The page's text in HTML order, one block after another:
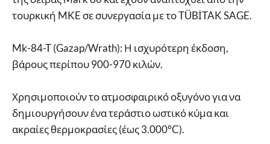
τουρκική MKE σε συνεργασία με το TÜBİTAK SAGE.
Mk-84-T (Gazap/Wrath): Η ισχυρότερη έκδοση,
βάρους περίπου 900-970 κιλών.
Χρησιμοποιούν το ατμοσφαιρικό οξυγόνο για να
δημιουργήσουν ένα τεράστιο ωστικό κύμα και
ακραίες θερμοκρασίες (έως 3.000°C).